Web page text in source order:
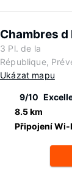
Chambres
3 Pl. de la
République,
Ukázat mapu
9/10
8.5 km
Připojení Wi-